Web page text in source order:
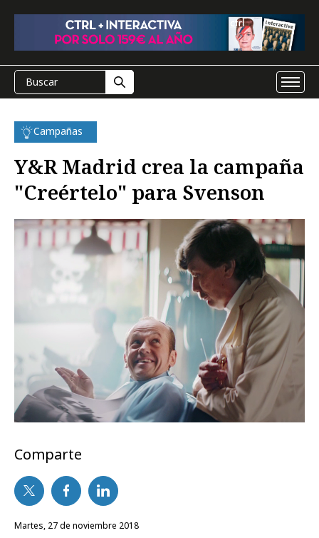
Campañas
Y&R Madrid crea la campaña
"Creértelo" para Svenson
Comparte
martes, 27 de noviembre 2018